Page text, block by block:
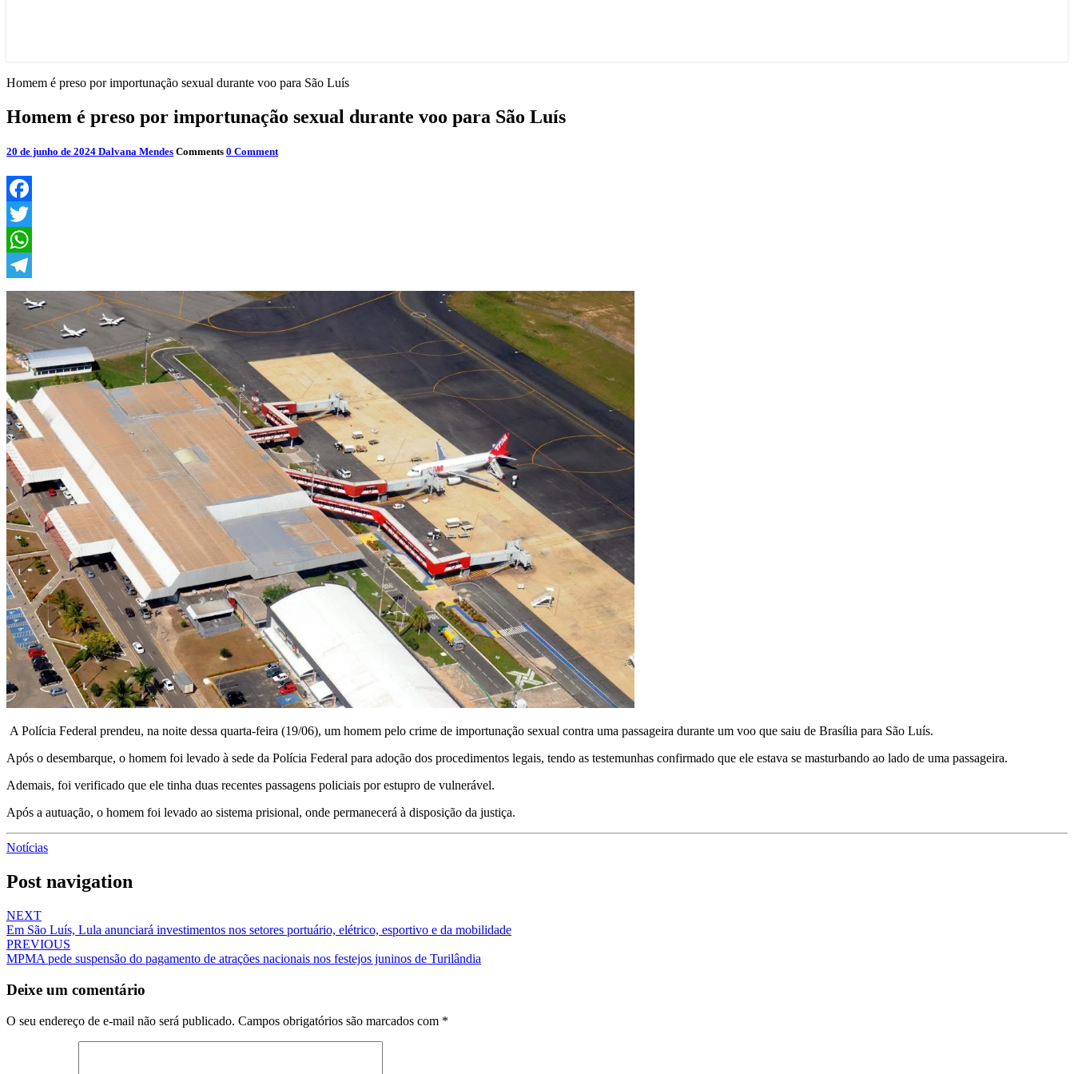
Homem é preso por importunação sexual durante voo para São Luís
Homem é preso por importunação sexual durante voo para São Luís
20 de junho de 2024 Dalvana Mendes Comments 0 Comment
Facebook
Twitter
WhatsApp
Telegram
A Polícia Federal prendeu, na noite dessa quarta-feira (19/06), um homem pelo crime de importunação sexual contra uma passageira durante um voo que saiu de Brasília para São Luís.
Após o desembarque, o homem foi levado à sede da Polícia Federal para adoção dos procedimentos legais, tendo as testemunhas confirmado que ele estava se masturbando ao lado de uma passageira.
Ademais, foi verificado que ele tinha duas recentes passagens policiais por estupro de vulnerável.
Após a autuação, o homem foi levado ao sistema prisional, onde permanecerá à disposição da justiça.
Notícias
Post navigation
NEXT
Em São Luís, Lula anunciará investimentos nos setores portuário, elétrico, esportivo e da mobilidade
PREVIOUS
MPMA pede suspensão do pagamento de atrações nacionais nos festejos juninos de Turilândia
Deixe um comentário
O seu endereço de e-mail não será publicado. Campos obrigatórios são marcados com *